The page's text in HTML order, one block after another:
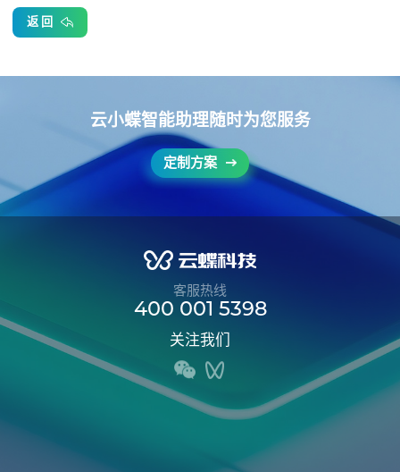
返 回
云小蝶智能助理随时为您服务
定制方案
客服热线
400 001 5398
关注我们